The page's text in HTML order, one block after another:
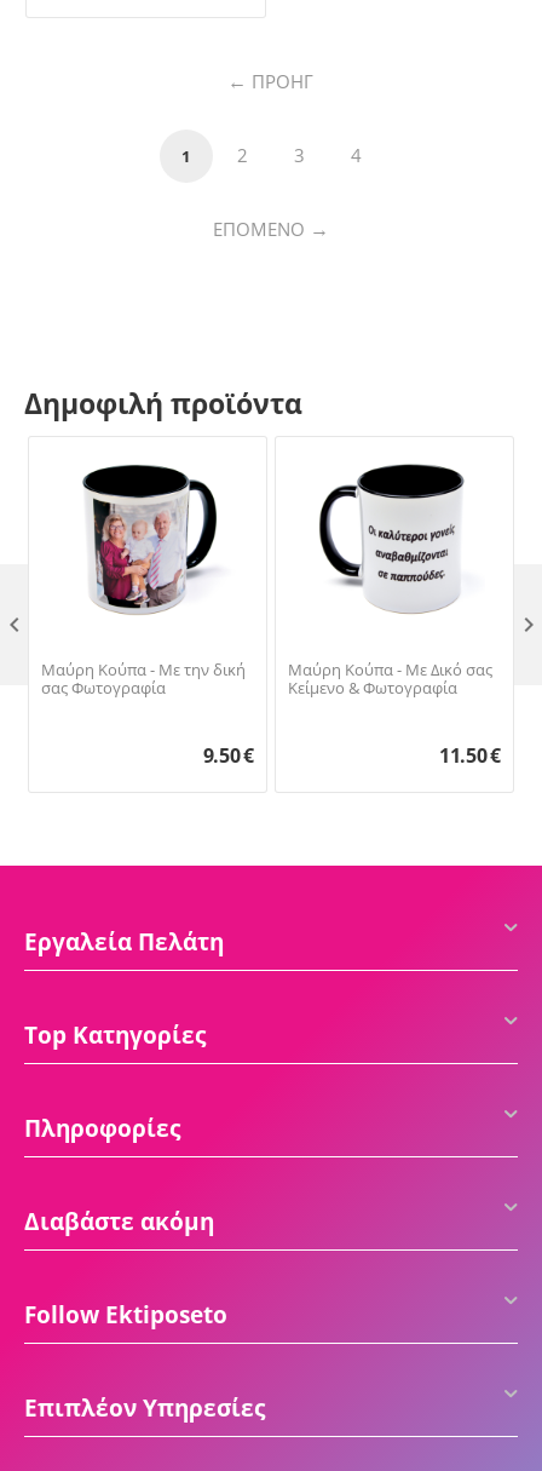
ΠΡΟΗΓ
1 2 3 4
ΕΠΌΜΕΝΟ
Δημοφιλή προϊόντα
Μαύρη Κούπα - Με την δική
σας Φωτογραφία
9.50€
Μαύρη Κούπα - Με Δικό σας
Κείμενο & Φωτογραφία
11.50€
 
Εργαλεία Πελάτη
Top Κατηγορίες
Πληροφορίες
Διαβάστε ακόμη
Follow Ektiposeto
Επιπλέον Υπηρεσίες